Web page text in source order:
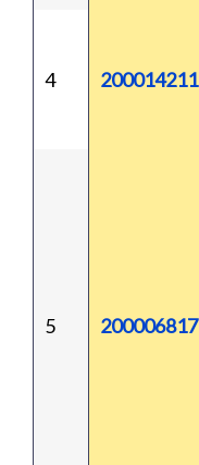
4 200014211
5 200006817